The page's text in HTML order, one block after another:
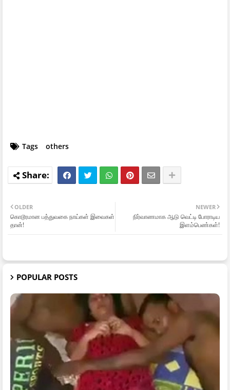
Tags others
NEWER
நிர்வாணமாக ஆடு வெட்டி போராடிய
இளம்பெண்கள்!
OLDER
கொடூரமான பத்துவகை நாய்கள் இவைகள்
தான்!
POPULAR POSTS